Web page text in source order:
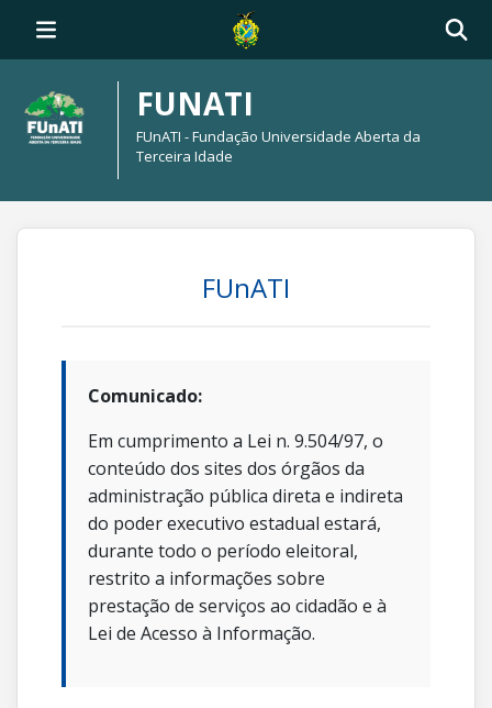
FUNATI
FUnATI - Fundação Universidade Aberta da
Terceira Idade
FUnATI
Comunicado:
Em cumprimento a Lei n. 9.504/97, o
conteúdo dos sites dos órgãos da
administração pública direta e indireta
do poder executivo estadual estará,
durante todo o período eleitoral,
restrito a informações sobre
prestação de serviços ao cidadão e à
Lei de Acesso à Informação.